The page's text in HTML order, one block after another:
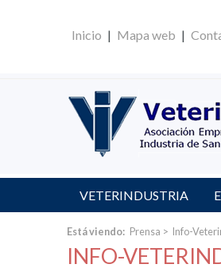
Inicio | Mapa web |
VETERINDUSTRIA
Está viendo: Prensa > Info-
INFO-